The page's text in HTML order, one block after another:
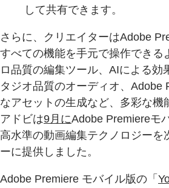
して共有できます。
さらに、クリエイターはAdobe
すべての機能を手元で操作できる
ロ品質の編集ツール、AIによる効
タジオ品質のオーディオ、Adobe
なアセットの生成など、多彩な機
アドビは9月にAdobe Premiereモ
高水準の動画編集テクノロジーを
ーに提供しました。
Adobe Premiere モバイル版の「